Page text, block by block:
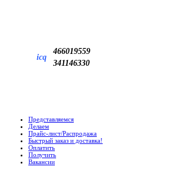
icq
466019559
341146330
Представляемся
Делаем
Прайс-лист/Распродажа
Быстрый заказ и доставка!
Оплатить
Получить
Вакансии